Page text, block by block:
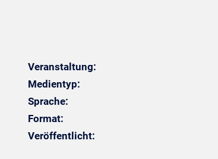
Veranstaltung:
Medientyp:
Sprache:
Format:
Veröffentlicht: